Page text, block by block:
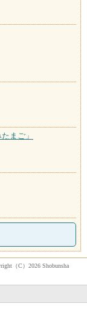
まご」
（C）2026 Shobunsha